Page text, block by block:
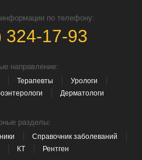
по телефону:
324-17-93
направление:
Терапевты
Урологи
Дерматологи
разделы:
Справочник заболеваний
КТ Рентген